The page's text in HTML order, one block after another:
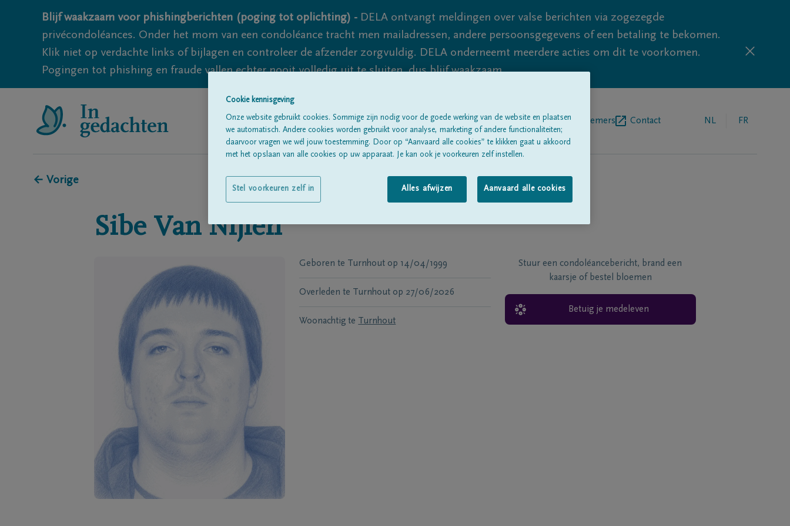
Blijf waakzaam voor phishingberichten (poging tot oplichting) - DELA ontvangt meldingen over valse berichten via zogezegde
privécondoléances. Onder het mom van een condoléance tracht men mailadressen, andere persoonsgegevens of een betaling te bekomen.
Klik niet op verdachte links of bijlagen en controleer de afzender zorgvuldig. DELA onderneemt meerdere acties om dit te voorkomen.
Pogingen tot phishing en fraude vallen echter nooit volledig uit te sluiten, dus blijf waakzaam.
Alle rouwberichtenOver onsBegrafenisondernemers Contact NL FR
← Vorige
Sibe Van Nijlen
Geboren te Turnhout op 14/04/1999
Overleden te Turnhout op 27/06/2026
Woonachtig te Turnhout
Stuur een condoléancebericht, brand een
kaarsje of bestel bloemen
Betuig je medeleven
Cookie kennisgeving
Onze website gebruikt cookies. Sommige zijn nodig voor de goede werking van de website en plaatsen
we automatisch. Andere cookies worden gebruikt voor analyse, marketing of andere functionaliteiten;
daarvoor vragen we wél jouw toestemming. Door op “Aanvaard alle cookies” te klikken gaat u akkoord
met het opslaan van alle cookies op uw apparaat. Je kan ook je voorkeuren zelf instellen.
Alles afwijzen Aanvaard alle cookies
Stel voorkeuren zelf in